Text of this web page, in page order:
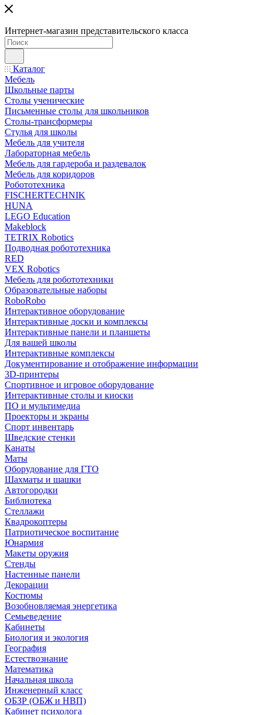
Интернет-магазин представительского класса
Каталог
Мебель
Школьные парты
Столы ученические
Письменные столы для школьников
Столы-трансформеры
Стулья для школы
Мебель для учителя
Лабораторная мебель
Мебель для гардероба и раздевалок
Мебель для коридоров
Робототехника
FISCHERTECHNIK
HUNA
LEGO Education
Makeblock
TETRIX Robotics
Подводная робототехника
RED
VEX Robotics
Мебель для робототехники
Образовательные наборы
RoboRobo
Интерактивное оборудование
Интерактивные доски и комплексы
Интерактивные панели и планшеты
Для вашей школы
Интерактивные комплексы
Документирование и отображение информации
3D-принтеры
Спортивное и игровое оборудование
Интерактивные столы и киоски
ПО и мультимедиа
Проекторы и экраны
Спорт инвентарь
Шведские стенки
Канаты
Маты
Оборудование для ГТО
Шахматы и шашки
Автогородки
Библиотека
Стеллажи
Квадрокоптеры
Патриотическое воспитание
Юнармия
Макеты оружия
Стенды
Настенные панели
Декорации
Костюмы
Возобновляемая энергетика
Семьеведение
Кабинеты
Биология и экология
География
Естествознание
Математика
Начальная школа
Инженерный класс
ОБЗР (ОБЖ и НВП)
Кабинет психолога